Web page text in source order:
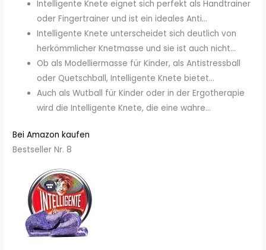
Intelligente Knete eignet sich perfekt als Handtrainer
oder Fingertrainer und ist ein ideales Anti...
Intelligente Knete unterscheidet sich deutlich von
herkömmlicher Knetmasse und sie ist auch nicht...
Ob als Modelliermasse für Kinder, als Antistressball
oder Quetschball, Intelligente Knete bietet...
Auch als Wutball für Kinder oder in der Ergotherapie
wird die Intelligente Knete, die eine wahre...
Bei Amazon kaufen
Bestseller Nr. 8